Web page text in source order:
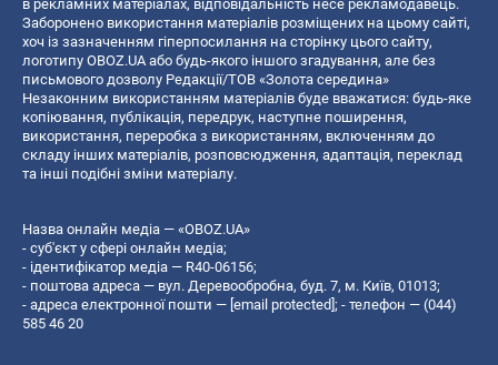
в рекламних матеріалах, відповідальність несе рекламодавець.
Заборонено використання матеріалів розміщених на цьому сайті,
хоч із зазначенням гіперпосилання на сторінку цього сайту,
логотипу OBOZ.UA або будь-якого іншого згадування, але без
письмового дозволу Редакції/ТОВ «Золота середина»
Незаконним використанням матеріалів буде вважатися: будь-яке
копiювання, публiкацiя, передрук, наступне поширення,
використання, переробка з використанням, включенням до
складу інших матеріалів, розповсюдження, адаптація, переклад
та інші подібні зміни матеріалу.
Назва онлайн медіа — «OBOZ.UA»
- суб'єкт у сфері онлайн медіа;
- ідентифікатор медіа — R40-06156;
- поштова адреса — вул. Деревообробна, буд. 7, м. Київ, 01013;
- адреса електронної пошти — [email protected]; - телефон — (044)
585 46 20